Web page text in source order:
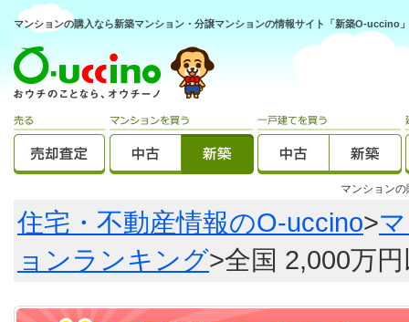
マンションの購入なら新築マンション・分譲マンションの情報サイト「新築O-uccino」
マンション
住宅・不動産情報のO-uccino>
ョンランキング>全国 2,000万